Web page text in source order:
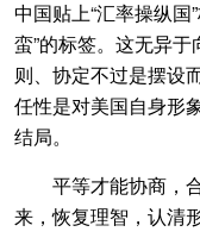
中国贴上“汇率操纵国
蛮”的标签。这无异
则、协定不过是摆设
任性是对美国自身形
结局。
平等才能协商，合
来，恢复理智，认清